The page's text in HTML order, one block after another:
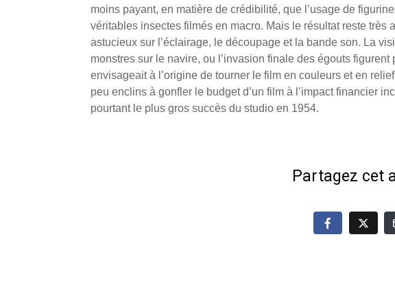
moins payant, en matière de crédibilité, que l’usage de
véritables insectes filmés en macro. Mais le résultat reste très
astucieux sur l’éclairage, le découpage et la bande son. La
monstres sur le navire, ou l’invasion finale des égouts
envisageait à l’origine de tourner le film en couleurs et en
peu enclins à gonfler le budget d’un film à l’impact financier
pourtant le plus gros succès du studio en 1954.
Partagez cet